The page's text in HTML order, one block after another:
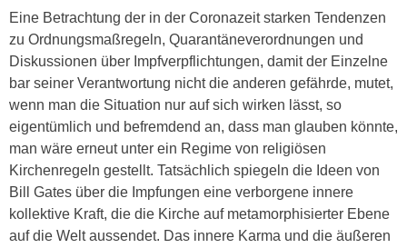
Eine Betrachtung der in der Coronazeit starken Tendenzen
zu Ordnungsmaßregeln, Quarantäneverordnungen und
Diskussionen über Impfverpflichtungen, damit der Einzelne
bar seiner Verantwortung nicht die anderen gefährde, mutet,
wenn man die Situation nur auf sich wirken lässt, so
eigentümlich und befremdend an, dass man glauben könnte,
man wäre erneut unter ein Regime von religiösen
Kirchenregeln gestellt. Tatsächlich spiegeln die Ideen von
Bill Gates über die Impfungen eine verborgene innere
kollektive Kraft, die die Kirche auf metamorphisierter Ebene
auf die Welt aussendet. Das innere Karma und die äußeren